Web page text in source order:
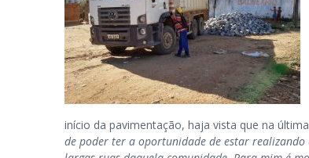
início da pavimentação, haja vista que na
de poder ter a oportunidade de estar